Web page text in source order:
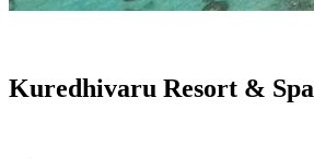
Kuredhivaru Resort & Spa